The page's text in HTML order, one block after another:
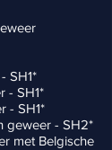
SH1*
- SH1*
- SH1*
geweer - SH2*
met Belgische